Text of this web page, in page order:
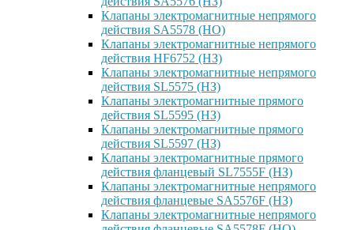
Клапаны электромагнитные непрямого
действия SA5578 (НО)
Клапаны электромагнитные непрямого
действия HF6752 (НЗ)
Клапаны электромагнитные непрямого
действия SL5575 (НЗ)
Клапаны электромагнитные прямого
действия SL5595 (НЗ)
Клапаны электромагнитные прямого
действия SL5597 (НЗ)
Клапаны электромагнитные прямого
действия фланцевый SL7555F (НЗ)
Клапаны электромагнитные непрямого
действия фланцевые SA5576F (НЗ)
Клапаны электромагнитные непрямого